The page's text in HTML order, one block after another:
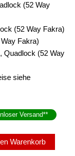
(52 Way
(52 Way Fakra)
Fakra)
Quadlock (52 Way
siehe
Versand**
Warenkorb